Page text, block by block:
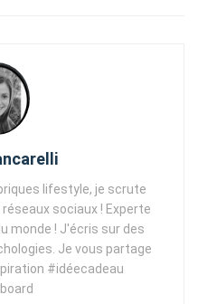
lifestyle, je scrute
sociaux ! Experte
monde ! J'écris sur des
Je vous partage
#idéecadeau